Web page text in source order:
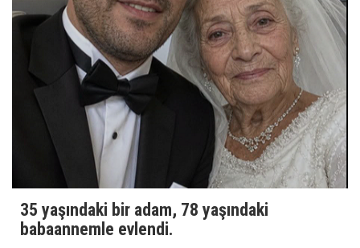
35 yaşındaki bir adam, 78 yaşındaki
babaannemle evlendi.